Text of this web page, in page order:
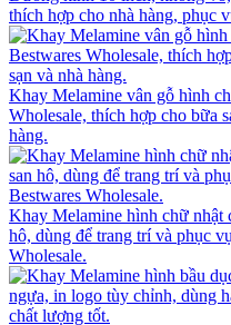
thích hợp cho nhà hàng, phục
Khay Melamine vân gỗ hình
Wholesale, thích hợp cho bữa
hàng.
Khay Melamine hình chữ nhật
hô, dùng để trang trí và phục
Wholesale.